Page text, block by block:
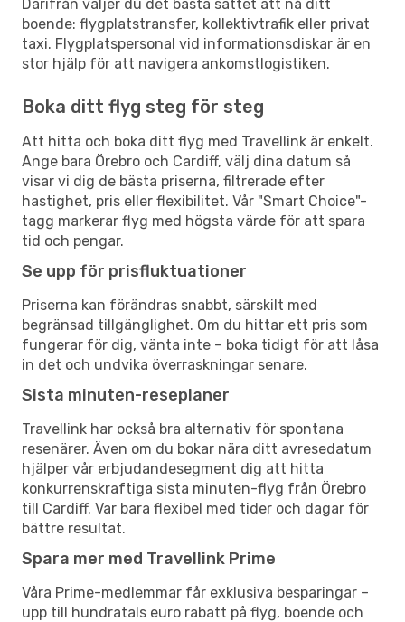
Därifrån väljer du det bästa sättet att nå ditt
boende: flygplatstransfer, kollektivtrafik eller privat
taxi. Flygplatspersonal vid informationsdiskar är en
stor hjälp för att navigera ankomstlogistiken.
Boka ditt flyg steg för steg
Att hitta och boka ditt flyg med Travellink är enkelt.
Ange bara Örebro och Cardiff, välj dina datum så
visar vi dig de bästa priserna, filtrerade efter
hastighet, pris eller flexibilitet. Vår "Smart Choice"-
tagg markerar flyg med högsta värde för att spara
tid och pengar.
Se upp för prisfluktuationer
Priserna kan förändras snabbt, särskilt med
begränsad tillgänglighet. Om du hittar ett pris som
fungerar för dig, vänta inte – boka tidigt för att låsa
in det och undvika överraskningar senare.
Sista minuten-reseplaner
Travellink har också bra alternativ för spontana
resenärer. Även om du bokar nära ditt avresedatum
hjälper vår erbjudandesegment dig att hitta
konkurrenskraftiga sista minuten-flyg från Örebro
till Cardiff. Var bara flexibel med tider och dagar för
bättre resultat.
Spara mer med Travellink Prime
Våra Prime-medlemmar får exklusiva besparingar –
upp till hundratals euro rabatt på flyg, boende och